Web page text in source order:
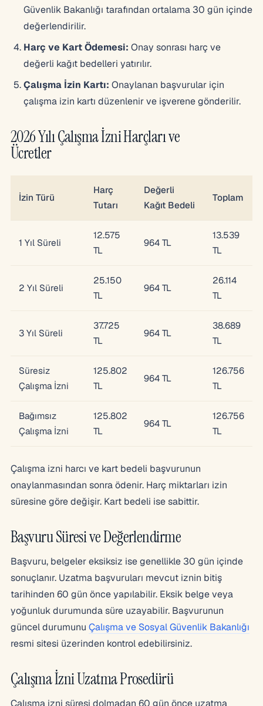
Güvenlik Bakanlığı tarafından ortalama 30 gün içinde
değerlendirilir.
Harç ve Kart Ödemesi: Onay sonrası harç ve
değerli kağıt bedelleri yatırılır.
Çalışma İzin Kartı: Onaylanan başvurular için
çalışma izin kartı düzenlenir ve işverene gönderilir.
2026 Yılı Çalışma İzni Harçları ve
Ücretler
İzin Türü
Harç
Tutarı
Değerli
Kağıt Bedeli
Toplam
1 Yıl Süreli
12.575
TL
964 TL
13.539
TL
2 Yıl Süreli
25.150
TL
964 TL
26.114
TL
3 Yıl Süreli
37.725
TL
964 TL
38.689
TL
Süresiz
Çalışma İzni
125.802
TL
964 TL
126.756
TL
Bağımsız
Çalışma İzni
125.802
TL
964 TL
126.756
TL
Çalışma izni harcı ve kart bedeli başvurunun
onaylanmasından sonra ödenir. Harç miktarları izin
süresine göre değişir. Kart bedeli ise sabittir.
Başvuru Süresi ve Değerlendirme
Başvuru, belgeler eksiksiz ise genellikle 30 gün içinde
sonuçlanır. Uzatma başvuruları mevcut iznin bitiş
tarihinden 60 gün önce yapılabilir. Eksik belge veya
yoğunluk durumunda süre uzayabilir. Başvurunun
güncel durumunu Çalışma ve Sosyal Güvenlik Bakanlığı
resmi sitesi üzerinden kontrol edebilirsiniz.
Çalışma İzni Uzatma Prosedürü
Çalışma izni süresi dolmadan 60 gün önce uzatma